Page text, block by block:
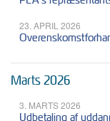
23. APRIL 2026
Marts 2026
3. MARTS 2026
Udbetaling af